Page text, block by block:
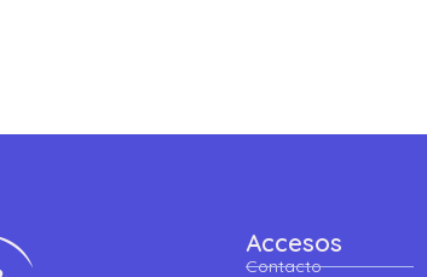
Accesos
Contacto